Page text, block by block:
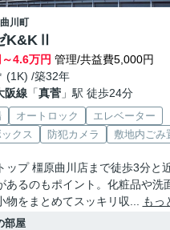
曲川町
K&KⅡ
4.6万円 管理/共益費5,000円
(1K) /築32年
阪線「真菅」駅 徒歩24分
オートロック
エレベーター
クス
防犯カメラ 敷地内ごみ
ップ 橿原曲川店まで徒歩3分と
あるのもポイント。化粧品や洗
物をまとめてスッキリ収...
もっ
部屋